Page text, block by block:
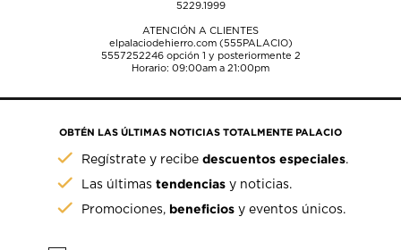
5229.1999
ATENCIÓN A CLIENTES
elpalaciodehierro.com (555PALACIO)
5557252246opción 1 y posteriormente 2
Horario: 09:00am a 21:00pm
OBTÉN LAS ÚLTIMAS NOTICIAS TOTALMENTE PALACIO
Regístrate y recibedescuentos especiales.
Las últimastendencias y noticias.
Promociones, beneficios y eventos únicos.